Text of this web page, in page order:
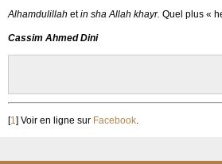
Alhamdulillah etin sha Allah khayr. Quel plus «
Cassim Ahmed Dini
[1] Voir en ligne sur Facebook.